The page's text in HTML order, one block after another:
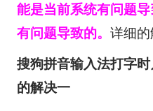
能是当前系统有问题
有问题导致的。 详细的
搜狗拼音输入法打字
的解决一